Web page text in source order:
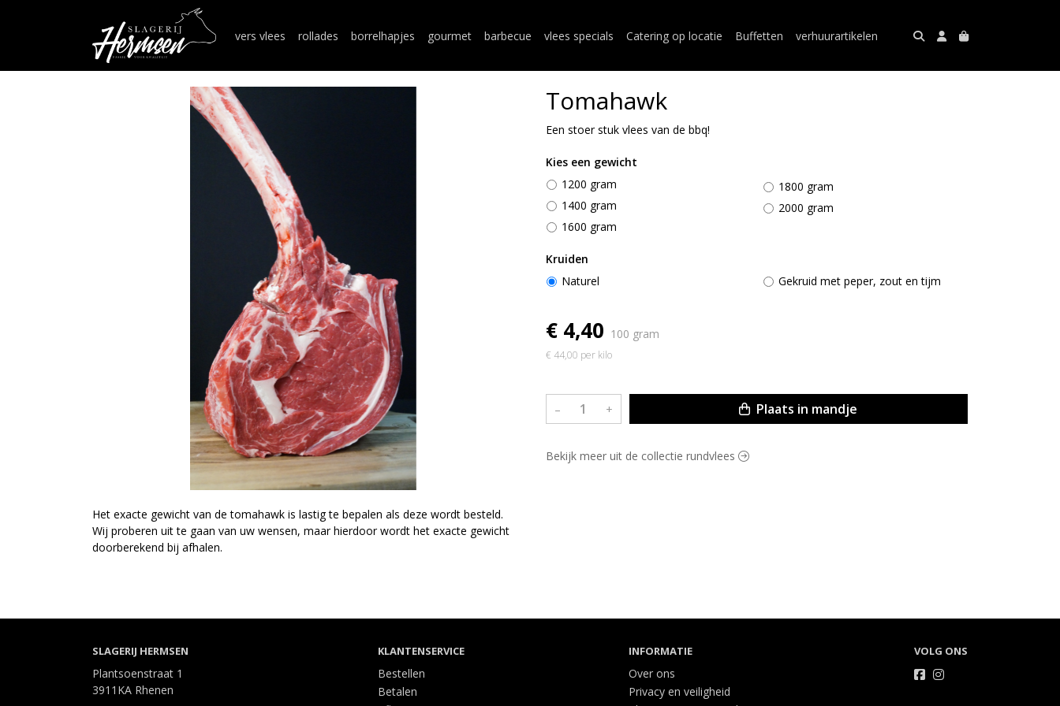
vers vlees rollades borrelhapjes gourmet barbecue vlees specials Catering op locatie Buffetten verhuurartikelen
Het exacte gewicht van de tomahawk is lastig te bepalen als deze wordt besteld.
Wij proberen uit te gaan van uw wensen, maar hierdoor wordt het exacte gewicht
doorberekend bij afhalen.
Tomahawk
Een stoer stuk vlees van de bbq!
Kies een gewicht
1200 gram
1400 gram
1600 gram
1800 gram
2000 gram
Kruiden
Naturel
Gekruid met peper, zout en tijm
€ 4,40 100 gram
€ 44,00 per kilo
– + Plaats in mandje
Bekijk meer uit de collectie rundvlees
SLAGERIJ HERMSEN
Plantsoenstraat 1
3911KA Rhenen
KLANTENSERVICE
Bestellen
Betalen
INFORMATIE
Over ons
Privacy en veiligheid
VOLG ONS